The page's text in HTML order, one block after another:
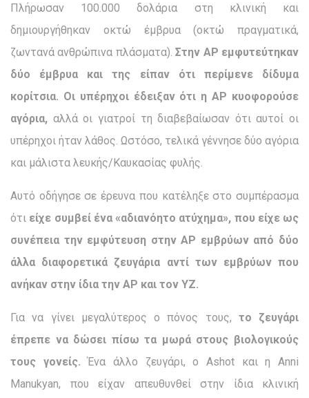
Πλήρωσαν 100.000 δολάρια στη κλινική και
δημιουργήθηκαν οκτώ έμβρυα (οκτώ πραγματικά,
ζωντανά ανθρώπινα πλάσματα).Στην ΑΡ εμφυτεύτηκαν
δύο έμβρυα και της είπαν ότι περίμενε δίδυμα
κορίτσια. Οι υπέρηχοι έδειξαν ότι ηAP κυοφορούσε
αγόρια, αλλά οι γιατροί τη διαβεβαίωσαν ότι αυτοί οι
υπέρηχοι ήταν λάθος. Ωστόσο, τελικά γέννησε δύο αγόρια
και μάλιστα λευκής/Καυκασίας φυλής.
Αυτό οδήγησε σε έρευνα που κατέληξε στο συμπέρασμα
ότι είχε συμβεί ένα «αδιανόητο ατύχημα», που είχε ως
συνέπεια την εμφύτευση στην ΑΡ εμβρύων από δύο
άλλα διαφορετικά ζευγάρια αντί των εμβρύων που
ανήκαν στην ίδια την AP και τον YZ.
Για να γίνει μεγαλύτερος ο πόνος τους, το ζευγάρι
έπρεπε να δώσει πίσω τα μωρά στους βιολογικούς
τους γονείς. Ένα άλλο ζευγάρι, ο Ashot και η Anni
Manukyan, που είχαν απευθυνθεί στην ίδια κλινική